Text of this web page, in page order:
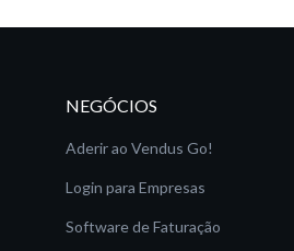
NEGÓCIOS
Aderir ao Vendus Go!
Login para Empresas
Software de Faturação